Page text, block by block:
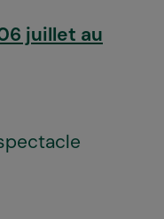
juillet au